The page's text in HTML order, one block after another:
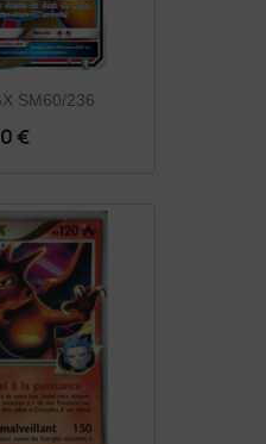
SM60/236
€